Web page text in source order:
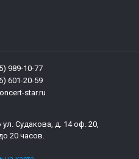
989-10-77
601-20-59
star.ru
Судакова, д. 14 оф. 20,
20 часов.